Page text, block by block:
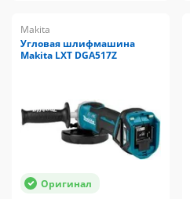
Makita
Угловая шлифмашина
Makita LXT DGA517Z
Оригинал